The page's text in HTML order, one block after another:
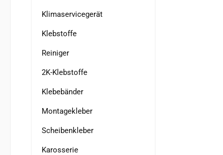
Klimaservicegerät
Klebstoffe
Reiniger
2K-Klebstoffe
Klebebänder
Montagekleber
Scheibenkleber
Karosserie